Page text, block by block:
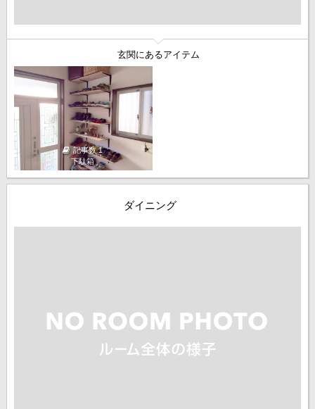
玄関にあるアイテム
記事数 1
下駄箱
ダイニング